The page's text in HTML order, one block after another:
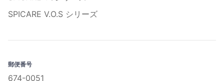
SPICARE V.O.S シリーズ
郵便番号
674-0051